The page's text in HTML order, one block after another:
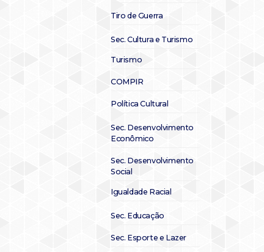
Tiro de Guerra
Sec. Cultura e Turismo
Turismo
COMPIR
Política Cultural
Sec. Desenvolvimento
Econômico
Sec. Desenvolvimento
Social
Igualdade Racial
Sec. Educação
Sec. Esporte e Lazer